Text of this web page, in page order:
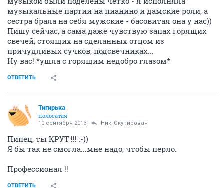
музыкальные партии на пианино и дамские роли, а
сестра брала на себя мужские - басовитая она у нас))
Пишу сейчас, а сама даже чувствую запах горящих
свечей, стоящих на сделанных отцом из
причудливых сучков, подсвечниках...
Ну вас! *ушла с горящим недобро глазом*
ОТВЕТИТЬ
Тигирька
полосатая
10 сентября 2013 Ник_Окупирован
Пипец, ты КРУТ !!! :-))
Я бы так не смогла...мне надо, чтобы перло.
Профессионал !!
ОТВЕТИТЬ